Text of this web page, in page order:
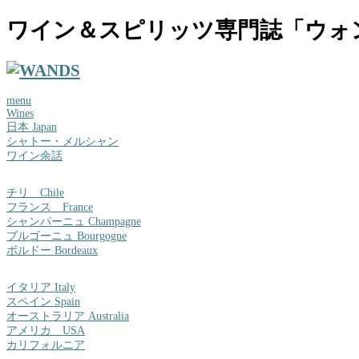
ワイン＆スピリッツ専門誌「ウォ
menu
Wines
日本 Japan
シャトー・メルシャン
ワイン余話
チリ Chile
フランス France
シャンパーニュ Champagne
ブルゴーニュ Bourgogne
ボルドー Bordeaux
イタリア Italy
スペイン Spain
オーストラリア Australia
アメリカ USA
カリフォルニア